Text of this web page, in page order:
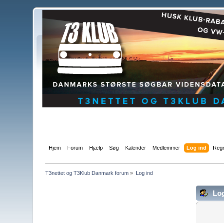
Hjem Forum Hjælp Søg Kalender Medlemmer Log ind
T3nettet og T3Klub Danmark forum » Log ind